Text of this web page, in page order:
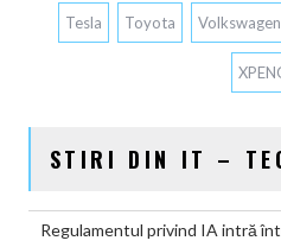
Tesla Toyota Volkswagen
STIRI DIN IT –
Regulamentul privind IA intră